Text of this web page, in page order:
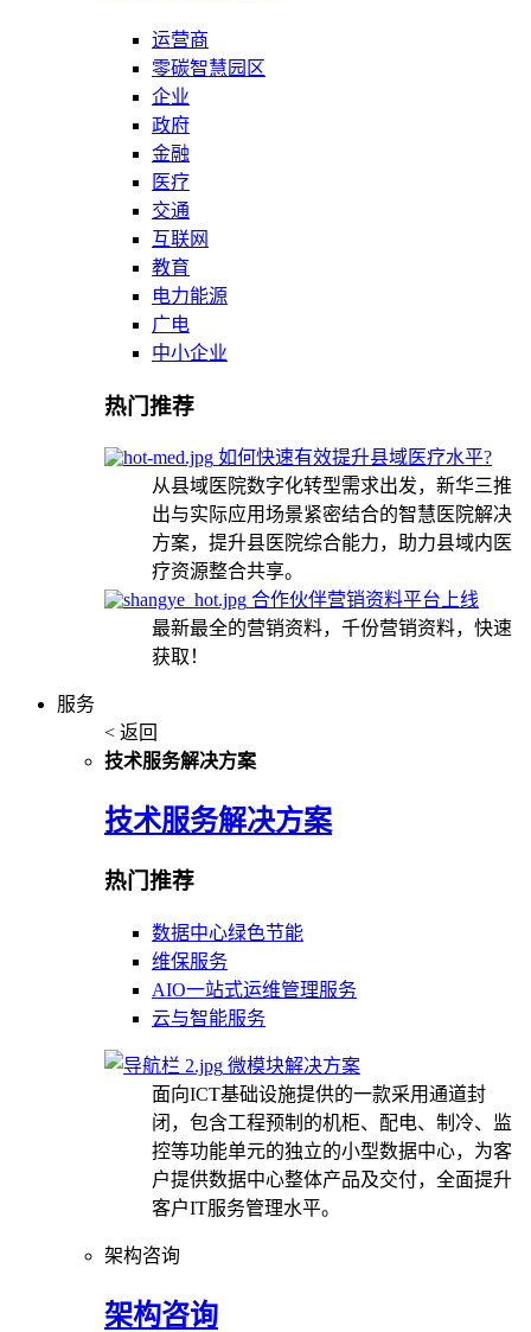
运营商
零碳智慧园区
企业
政府
金融
医疗
交通
互联网
教育
电力能源
广电
中小企业
热门推荐
如何快速有效提升县域医疗水平?
从县域医院数字化转型需求出发，新华三推
出与实际应用场景紧密结合的智慧医院解决
方案，提升县医院综合能力，助力县域内医
疗资源整合共享。
合作伙伴营销资料平台上线
最新最全的营销资料，千份营销资料，快速
获取！
服务
< 返回
技术服务解决方案
技术服务解决方案
热门推荐
数据中心绿色节能
维保服务
AIO一站式运维管理服务
云与智能服务
微模块解决方案
面向ICT基础设施提供的一款采用通道封
闭，包含工程预制的机柜、配电、制冷、监
控等功能单元的独立的小型数据中心，为客
户提供数据中心整体产品及交付，全面提升
客户IT服务管理水平。
架构咨询
架构咨询